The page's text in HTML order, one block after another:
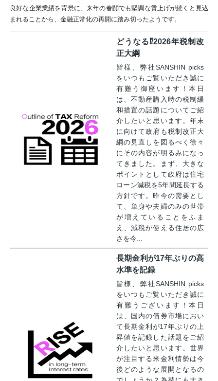
良好な企業業績を背景に、来年の春闘でも堅調な賃上げが続くと見込
まれることから、金融正常化の再開に踏み切ったようです。
どうなる⁉︎2026年税制改
正大綱
皆様、弊社SANSHIN picks
をいつもご覧いただき誠に
有難う御座います！本日
は、不動産購入時の税制緩
和措置の話題についてご紹
介したいと思います。年末
に向けて政府も税制改正大
綱の見直しを図るべく徐々
にその内容が明るみになっ
てきました。まず、大きな
ポイントとして政府は住宅
ローン減税を5年間延長する
方針です。昨今の需要とし
て、単身や夫婦のみの世帯
が増えていることをふま
え、減税が使える住居の広
さを今...
長期金利が17年ぶりの高
水準を記録
皆様、弊社SANSHIN picks
をいつもご覧いただき誠に
有難うございます！本日
は、国内の債券市場におい
て長期金利が17年ぶりの上
昇値を記録した話題をご紹
介したいと思います。世界
が注目する米金利情勢は今
後どのような展開となるの